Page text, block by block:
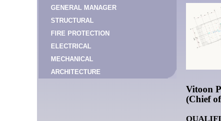
GENERAL MANAGER
STRUCTURAL
FIRE PROTECTION
ELECTRICAL
MECHANICAL
ARCHITECTURE
Vitoon
(Chief